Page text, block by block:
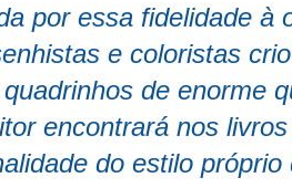
por essa fidelidade à
e coloristas
de enorme
encontrará nos
do estilo